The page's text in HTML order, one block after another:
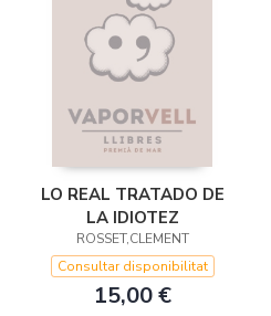
LO REAL TRATADO DE
LA IDIOTEZ
ROSSET,CLEMENT
Consultar disponibilitat
15,00 €